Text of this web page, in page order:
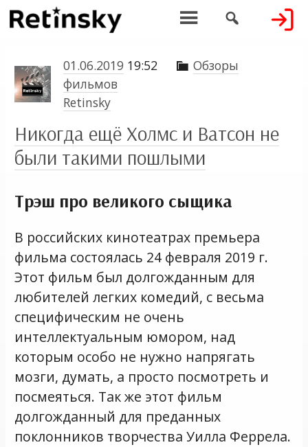
 
01.06.2019 19:52  Обзоры
фильмов
Retinsky
Никогда ещё Холмс и Ватсон не
были такими пошлыми
Трэш про великого сыщика
В российских кинотеатрах премьера
фильма состоялась 24 февраля 2019 г.
Этот фильм был долгожданным для
любителей легких комедий, с весьма
специфическим не очень
интеллектуальным юмором, над
которым особо не нужно напрягать
мозги, думать, а просто посмотреть и
посмеяться. Так же этот фильм
долгожданный для преданных
поклонников творчества Уилла Феррела.